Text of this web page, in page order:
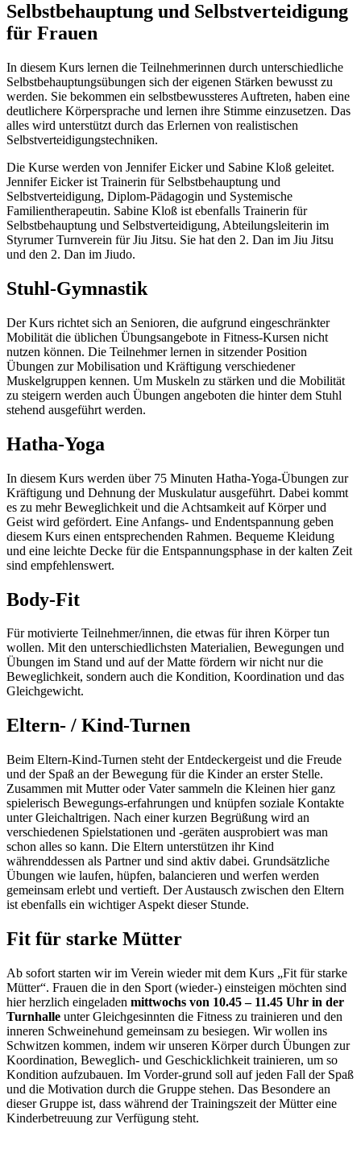
Selbstbehauptung und Selbstverteidigung
für Frauen
In diesem Kurs lernen die Teilnehmerinnen durch unterschiedliche
Selbstbehauptungsübungen sich der eigenen Stärken bewusst zu
werden. Sie bekommen ein selbstbewussteres Auftreten, haben eine
deutlichere Körpersprache und lernen ihre Stimme einzusetzen. Das
alles wird unterstützt durch das Erlernen von realistischen
Selbstverteidigungstechniken.
Die Kurse werden von Jennifer Eicker und Sabine Kloß geleitet.
Jennifer Eicker ist Trainerin für Selbstbehauptung und
Selbstverteidigung, Diplom-Pädagogin und Systemische
Familientherapeutin. Sabine Kloß ist ebenfalls Trainerin für
Selbstbehauptung und Selbstverteidigung, Abteilungsleiterin im
Styrumer Turnverein für Jiu Jitsu. Sie hat den 2. Dan im Jiu Jitsu
und den 2. Dan im Jiudo.
Stuhl-Gymnastik
Der Kurs richtet sich an Senioren, die aufgrund eingeschränkter
Mobilität die üblichen Übungsangebote in Fitness-Kursen nicht
nutzen können. Die Teilnehmer lernen in sitzender Position
Übungen zur Mobilisation und Kräftigung verschiedener
Muskelgruppen kennen. Um Muskeln zu stärken und die Mobilität
zu steigern werden auch Übungen angeboten die hinter dem Stuhl
stehend ausgeführt werden.
Hatha-Yoga
In diesem Kurs werden über 75 Minuten Hatha-Yoga-Übungen zur
Kräftigung und Dehnung der Muskulatur ausgeführt. Dabei kommt
es zu mehr Beweglichkeit und die Achtsamkeit auf Körper und
Geist wird gefördert. Eine Anfangs- und Endentspannung geben
diesem Kurs einen entsprechenden Rahmen. Bequeme Kleidung
und eine leichte Decke für die Entspannungsphase in der kalten Zeit
sind empfehlenswert.
Body-Fit
Für motivierte Teilnehmer/innen, die etwas für ihren Körper tun
wollen. Mit den unterschiedlichsten Materialien, Bewegungen und
Übungen im Stand und auf der Matte fördern wir nicht nur die
Beweglichkeit, sondern auch die Kondition, Koordination und das
Gleichgewicht.
Eltern- / Kind-Turnen
Beim Eltern-Kind-Turnen steht der Entdeckergeist und die Freude
und der Spaß an der Bewegung für die Kinder an erster Stelle.
Zusammen mit Mutter oder Vater sammeln die Kleinen hier ganz
spielerisch Bewegungs-erfahrungen und knüpfen soziale Kontakte
unter Gleichaltrigen. Nach einer kurzen Begrüßung wird an
verschiedenen Spielstationen und -geräten ausprobiert was man
schon alles so kann. Die Eltern unterstützen ihr Kind
währenddessen als Partner und sind aktiv dabei. Grundsätzliche
Übungen wie laufen, hüpfen, balancieren und werfen werden
gemeinsam erlebt und vertieft. Der Austausch zwischen den Eltern
ist ebenfalls ein wichtiger Aspekt dieser Stunde.
Fit für starke Mütter
Ab sofort starten wir im Verein wieder mit dem Kurs „Fit für starke
Mütter“. Frauen die in den Sport (wieder-) einsteigen möchten sind
hier herzlich eingeladen mittwochs von 10.45 – 11.45 Uhr in der
Turnhalle unter Gleichgesinnten die Fitness zu trainieren und den
inneren Schweinehund gemeinsam zu besiegen. Wir wollen ins
Schwitzen kommen, indem wir unseren Körper durch Übungen zur
Koordination, Beweglich- und Geschicklichkeit trainieren, um so
Kondition aufzubauen. Im Vorder-grund soll auf jeden Fall der Spaß
und die Motivation durch die Gruppe stehen. Das Besondere an
dieser Gruppe ist, dass während der Trainingszeit der Mütter eine
Kinderbetreuung zur Verfügung steht.